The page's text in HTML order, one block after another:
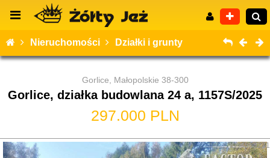
Wyszukiwanie zaawansowane
Nieruchomości Działki i grunty
Gorlice, Małopolskie 38-300
Gorlice, działka budowlana 24 a, 1157S/2025
297.000 PLN
ID: 4565221